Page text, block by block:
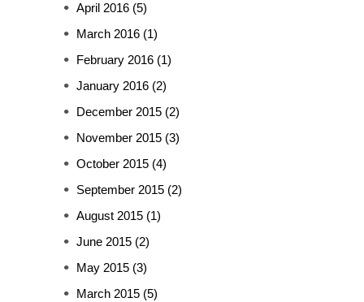
April 2016 (5)
March 2016 (1)
February 2016 (1)
January 2016 (2)
December 2015 (2)
November 2015 (3)
October 2015 (4)
September 2015 (2)
August 2015 (1)
June 2015 (2)
May 2015 (3)
March 2015 (5)